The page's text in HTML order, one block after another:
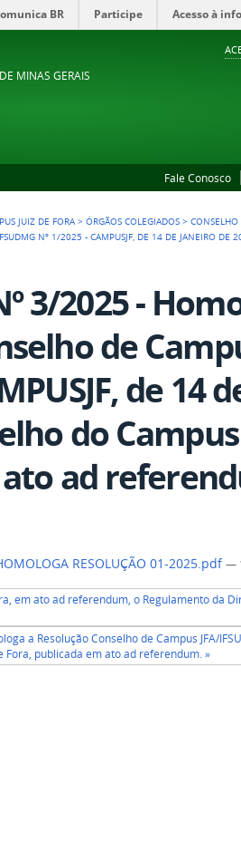
BR Participe Acesso à
MINAS GERAIS
Fale Conosco
JUIZ DE FORA >ÓRGÃOS COLEGIADOS >CONSELHO
Nº 1/2025 - CAMPUSJF, DE 14 DE JANEIRO DE
3/2025 -
de
de 14
do
ad
RESOLUÇÃO 01-2025.pdf—
em ato ad referendum, o Regulamento da
a Resolução Conselho de Campus JFA/
Fora, publicada em ato ad referendum. »